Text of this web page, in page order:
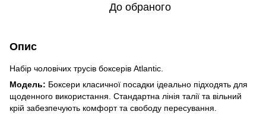
До обраного
Опис
Набір чоловічих трусів боксерів Atlantic.
Модель: Боксери класичної посадки ідеально підходять для
щоденного використання. Стандартна лінія талії та вільний
крій забезпечують комфорт та свободу пересування.